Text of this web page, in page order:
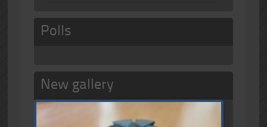
Polls
New gallery